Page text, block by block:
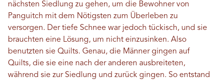
nächsten Siedlung zu gehen, um die Bewohner von
Panguitch mit dem Nötigsten zum Überleben zu
versorgen. Der tiefe Schnee war jedoch tückisch, und sie
brauchten eine Lösung, um nicht einzusinken. Also
benutzten sie Quilts. Genau, die Männer gingen auf
Quilts, die sie eine nach der anderen ausbreiteten,
während sie zur Siedlung und zurück gingen. So entstand